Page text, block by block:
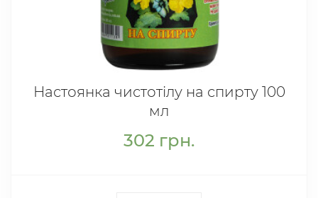
Настоянка чистотілу на спирту 100
мл
302 грн.